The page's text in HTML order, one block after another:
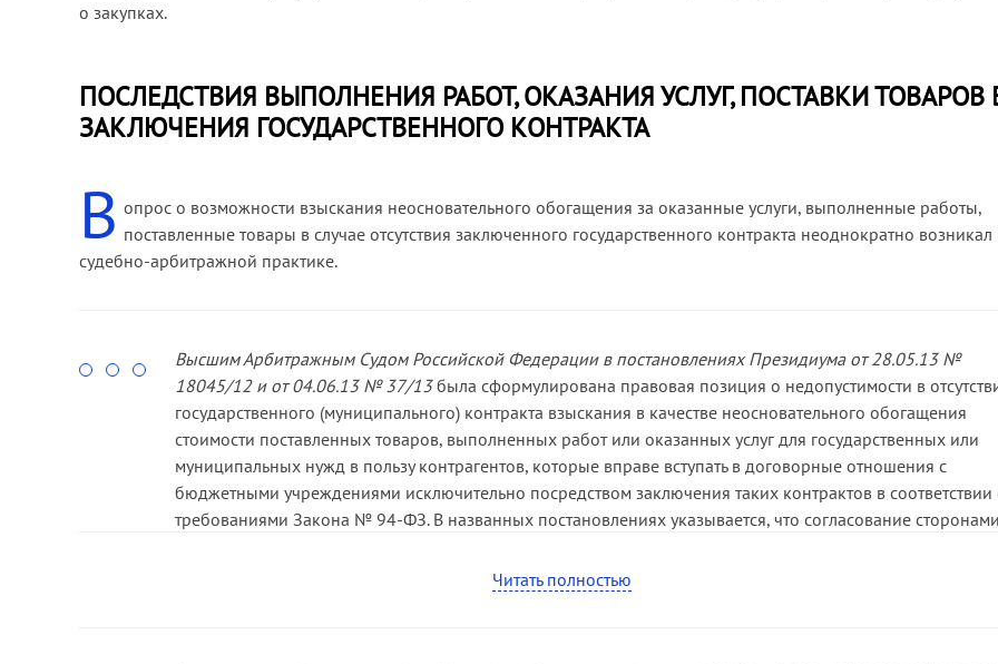
о закупках.
ПОСЛЕДСТВИЯ ВЫПОЛНЕНИЯ РАБОТ, ОКАЗАНИЯ УСЛУГ, ПОСТАВКИ ТОВАРОВ
ЗАКЛЮЧЕНИЯ ГОСУДАРСТВЕННОГО КОНТРАКТА
В опрос о возможности взыскания неосновательного обогащения за оказанные услуги, выполненные работы,
поставленные товары в случае отсутствия заключенного государственного контракта неоднократно возникал
судебно-арбитражной практике.
Высшим Арбитражным Судом Российской Федерации в постановлениях Президиума от 28.05.13 №
18045/12 и от 04.06.13 № 37/13была сформулирована правовая позиция о недопустимости в
государственного (муниципального) контракта взыскания в качестве неосновательного обогащения
стоимости поставленных товаров, выполненных работ или оказанных услуг для государственных или
муниципальных нужд в пользу контрагентов, которые вправе вступать в договорные отношения с
бюджетными учреждениями исключительно посредством заключения таких контрактов в соответствии
требованиями Закона № 94-ФЗ. В названных постановлениях указывается, что согласование сторонами
требований о взыскании неосновательного обогащения по существу открывают возможность для
Читать полностью